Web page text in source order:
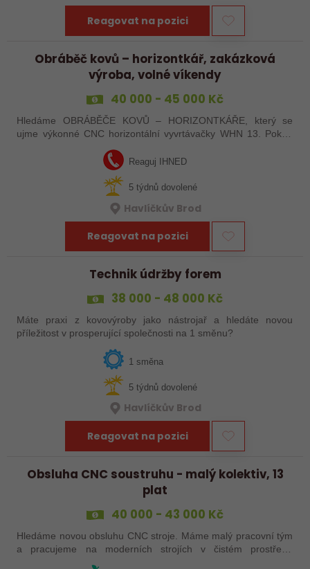
Reagovat na pozici
Obráběč kovů – horizontkář, zakázková
výroba, volné víkendy
40 000 - 45 000 Kč
Hledáme OBRÁBĚČE KOVŮ – HORIZONTKÁŘE, který se
ujme výkonné CNC horizontální vyvrtávačky WHN 13. Pokud
Heindenhain, tak jste pro nás ideální kandidát…
Reaguj IHNED
5 týdnů dovolené
Havlíčkův Brod
Reagovat na pozici
Technik údržby forem
38 000 - 48 000 Kč
Máte praxi z kovovýroby jako nástrojař a hledáte novou
příležitost v prosperující společnosti na 1 směnu?
1 směna
5 týdnů dovolené
Havlíčkův Brod
Reagovat na pozici
Obsluha CNC soustruhu - malý kolektiv, 13
plat
40 000 - 43 000 Kč
Hledáme novou obsluhu CNC stroje. Máme malý pracovní tým
a pracujeme na moderních strojích v čistém prostředí.